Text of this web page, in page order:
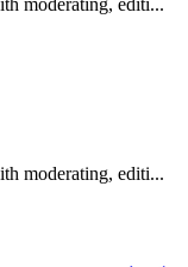
moderating, editi...